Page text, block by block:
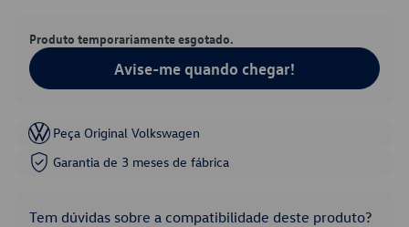
Produto temporariamente esgotado.
Avise-me quando chegar!
Peça Original Volkswagen
Garantia de 3 meses de fábrica
Tem dúvidas sobre a compatibilidade deste produto?